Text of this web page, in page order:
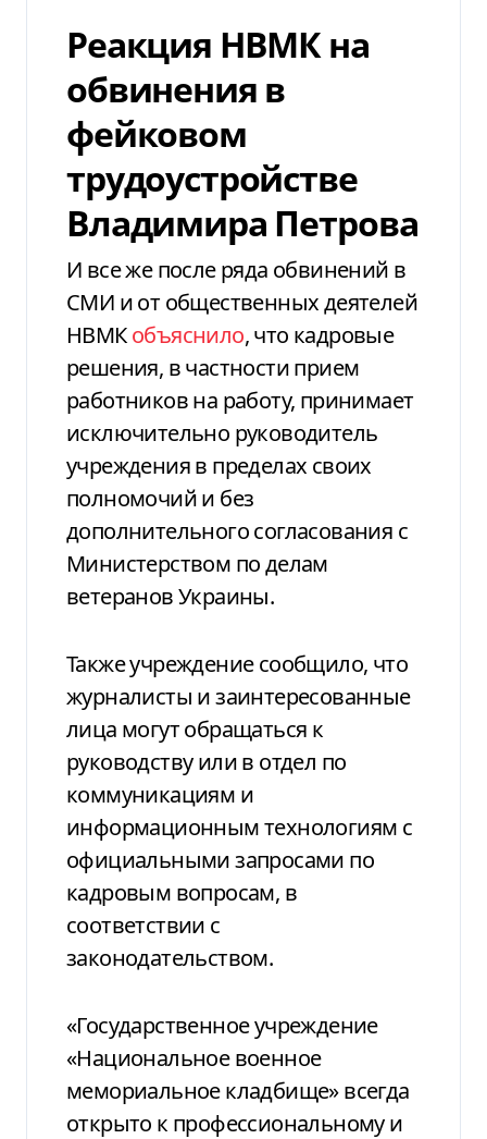
Реакция НВМК на
обвинения в
фейковом
трудоустройстве
Владимира Петрова
И все же после ряда обвинений в
СМИ и от общественных деятелей
НВМКобъяснило, что кадровые
решения, в частности прием
работников на работу, принимает
исключительно руководитель
учреждения в пределах своих
полномочий и без
дополнительного согласования с
Министерством по делам
ветеранов Украины.
Также учреждение сообщило, что
журналисты и заинтересованные
лица могут обращаться к
руководству или в отдел по
коммуникациям и
информационным технологиям с
официальными запросами по
кадровым вопросам, в
соответствии с
законодательством.
«Государственное учреждение
«Национальное военное
мемориальное кладбище» всегда
открыто к профессиональному и